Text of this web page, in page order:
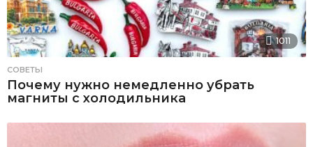
1011
СОВЕТЫ
Почему нужно немедленно убрать
магниты с холодильника